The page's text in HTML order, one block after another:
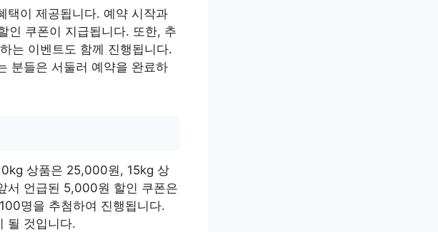
택이 제공됩니다. 예약 시작과
인 쿠폰이 지급됩니다. 또한, 추
는 이벤트도 함께 진행됩니다.
분들은 서둘러 예약을 완료하
상품은 25,000원, 15kg 상
언급된 5,000원 할인 쿠폰은
명을 추첨하여 진행됩니다.
될 것입니다.